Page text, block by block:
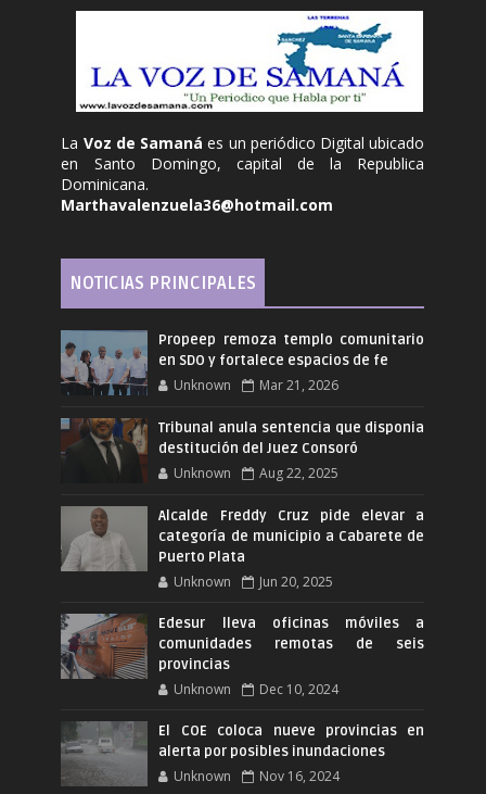
La Voz de Samanáes un periódico Digital ubicado
en Santo Domingo, capital de la Republica
Dominicana.
Marthavalenzuela36@hotmail.com
NOTICIAS PRINCIPALES
Propeep remoza templo comunitario
en SDO y fortalece espacios de fe
Unknown Mar 21, 2026
Tribunal anula sentencia que disponia
destitución del Juez Consoró
Unknown Aug 22, 2025
Alcalde Freddy Cruz pide elevar a
categoría de municipio a Cabarete de
Puerto Plata
Unknown Jun 20, 2025
Edesur lleva oficinas móviles a
comunidades remotas de seis
provincias
Unknown Dec 10, 2024
El COE coloca nueve provincias en
alerta por posibles inundaciones
Unknown Nov 16, 2024